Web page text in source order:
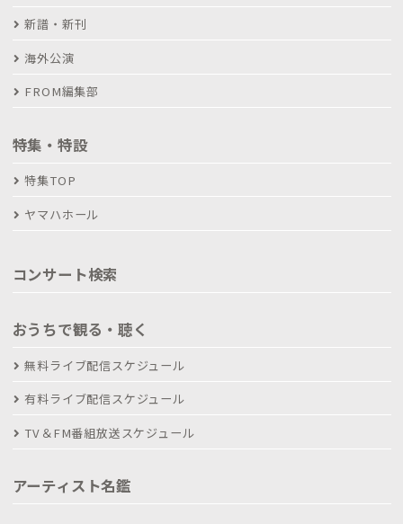
新譜・新刊
海外公演
FROM編集部
特集・特設
特集TOP
ヤマハホール
コンサート検索
おうちで観る・聴く
無料ライブ配信スケジュール
有料ライブ配信スケジュール
TV＆FM番組放送スケジュール
アーティスト名鑑